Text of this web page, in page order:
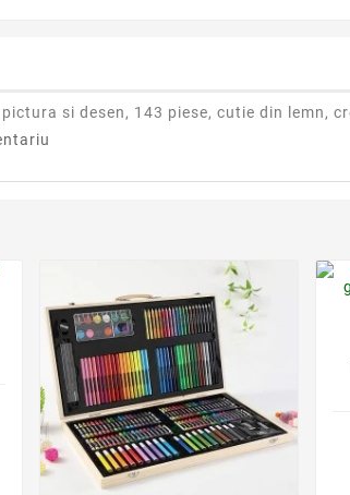
si desen, 143 piese, cutie din lemn,
favorite_border